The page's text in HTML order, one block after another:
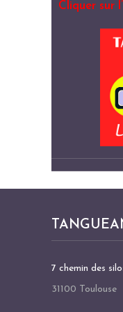
Cliquer sur
7 chemin des
31100 Toulouse